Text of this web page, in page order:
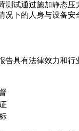
试通过施加静态
下的人身与设备安
具有法律效力和